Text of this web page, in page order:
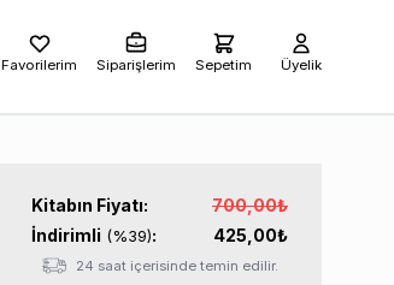
Favorilerim Siparişlerim Sepetim Üyelik
Kitabın Fiyatı: 700,00₺
İndirimli (%39): 425,00₺
24 saat içerisinde temin edilir.